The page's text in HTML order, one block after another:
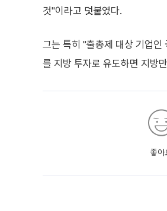
것"이라고 덧붙였다.
그는 특히 "출총제 대상 기업인
를 지방 투자로 유도하면 지방
좋아